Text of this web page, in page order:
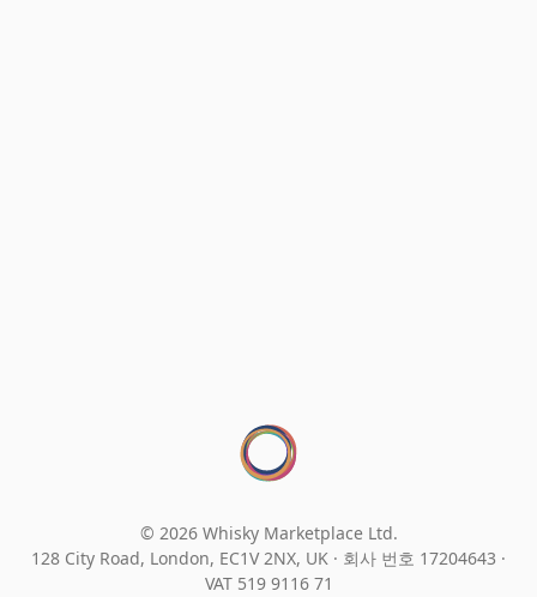
© 2026 Whisky Marketplace Ltd.
128 City Road, London, EC1V 2NX, UK · 회사 번호 17204643 ·
VAT 519 9116 71